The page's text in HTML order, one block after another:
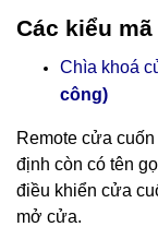
Các kiểu
Chìa khoá
công)
Remote cửa
định còn có tên
điều khiển cửa
mở cửa.